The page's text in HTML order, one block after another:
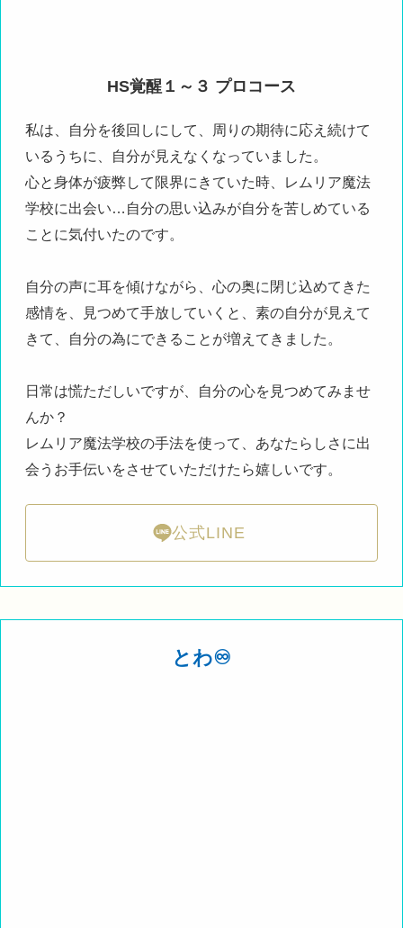
HS覚醒１～３ プロコース
私は、自分を後回しにして、周りの期待に応え続けて
いるうちに、自分が見えなくなっていました。
心と身体が疲弊して限界にきていた時、レムリア魔法
学校に出会い…自分の思い込みが自分を苦しめている
ことに気付いたのです。
自分の声に耳を傾けながら、心の奥に閉じ込めてきた
感情を、見つめて手放していくと、素の自分が見えて
きて、自分の為にできることが増えてきました。
日常は慌ただしいですが、自分の心を見つめてみませ
んか？
レムリア魔法学校の手法を使って、あなたらしさに出
会うお手伝いをさせていただけたら嬉しいです。
公式LINE
とわ♾️